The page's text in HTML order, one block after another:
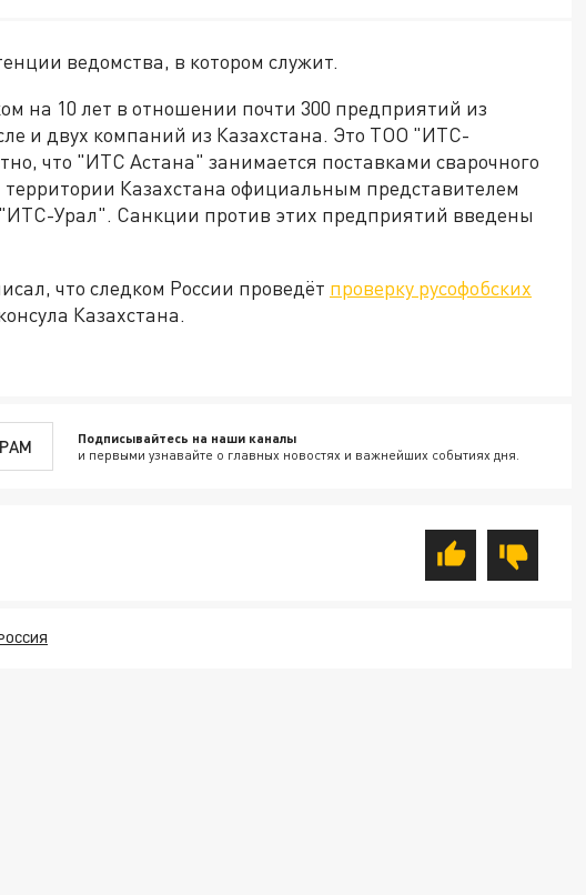
ведомства, в котором служит.
на 10 лет в отношении почти 300 предприятий из
и двух компаний из Казахстана. Это ТОО "ИТС-
что "ИТС Астана" занимается поставками сварочного
Казахстана официальным представителем
Урал". Санкции против этих предприятий введены
что следком России проведёт проверку русофобских
Казахстана.
Подписывайтесь на наши каналы
и первыми узнавайте о главных новостях и важнейших событиях дня.